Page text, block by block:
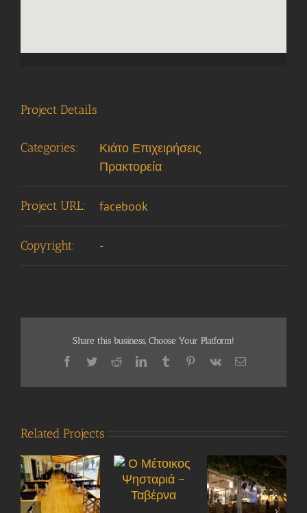
Project Details
Categories:
Κιάτο Επιχειρήσεις
Πρακτορεία
Project URL: facebook
Copyright: -
Share this business, Choose Your Platform!
Facebook
TwitterRedditLinkedInTumblr Pinterest
Vk Email
Related Projects